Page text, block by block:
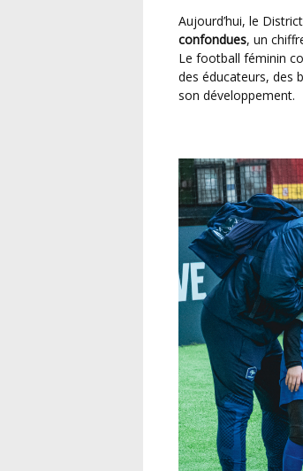
Aujourd’hui, le
confondues, un
Le football féminin
des éducateurs, des
son développement.